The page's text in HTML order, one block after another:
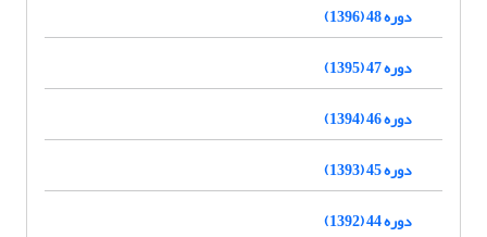
دوره 48 (1396)
دوره 47 (1395)
دوره 46 (1394)
دوره 45 (1393)
دوره 44 (1392)